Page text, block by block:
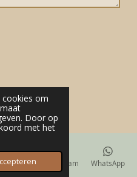
cookies om
Door op
met het
Kaart Instagram WhatsApp